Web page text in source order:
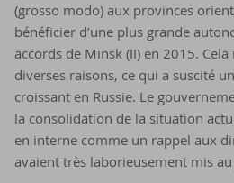
(grosso modo) aux provinces
bénéficier d’une plus grande
accords de Minsk (II) en 2015. Cela
diverses raisons, ce qui a suscité
croissant en Russie. Le
la consolidation de la situation
en interne comme un rappel aux
avaient très laborieusement mis au